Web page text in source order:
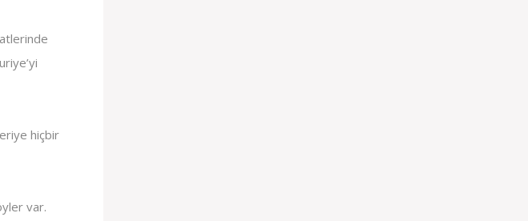
hiçbir
var.